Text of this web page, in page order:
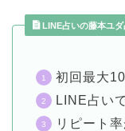
LINE占いの藤本ユ
初回最大
LINE占い
リピート